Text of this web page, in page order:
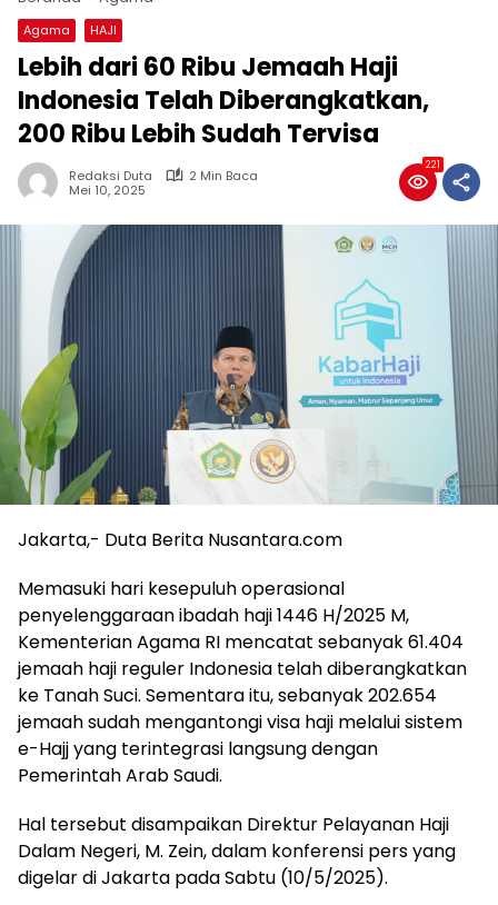
Agama HAJI
Lebih dari 60 Ribu Jemaah Haji
Indonesia Telah Diberangkatkan,
200 Ribu Lebih Sudah Tervisa
Redaksi Duta
2 Min Baca
Mei 10, 2025
221
Jakarta,- Duta Berita Nusantara.com
Memasuki hari kesepuluh operasional
penyelenggaraan ibadah haji 1446 H/2025 M,
Kementerian Agama RI mencatat sebanyak 61.404
jemaah haji reguler Indonesia telah diberangkatkan
ke Tanah Suci. Sementara itu, sebanyak 202.654
jemaah sudah mengantongi visa haji melalui sistem
e-Hajj yang terintegrasi langsung dengan
Pemerintah Arab Saudi.
Hal tersebut disampaikan Direktur Pelayanan Haji
Dalam Negeri, M. Zein, dalam konferensi pers yang
digelar di Jakarta pada Sabtu (10/5/2025).